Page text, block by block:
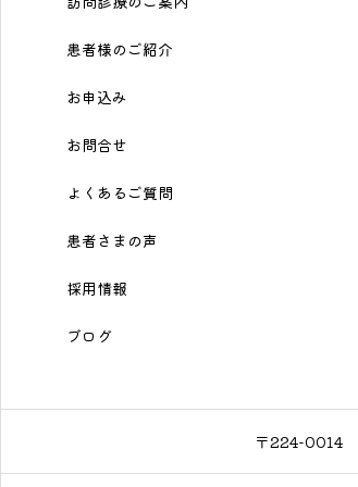
患者様のご紹介
お申込み
お問合せ
よくあるご質問
患者さまの声
採用情報
ブログ
〒224-0014